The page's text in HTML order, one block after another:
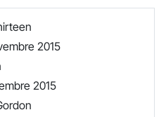
2015
2015